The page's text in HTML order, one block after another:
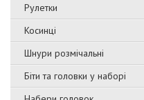
Рулетки
Косинці
Шнури розмічальні
Біти та головки у наборі